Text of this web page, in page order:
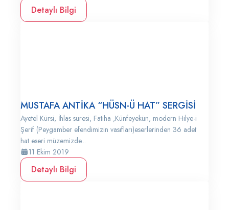
Detaylı Bilgi
MUSTAFA ANTİKA “HÜSN-Ü HAT” SERGİSİ
Ayetel Kürsi, İhlas suresi, Fatiha ,Künfeyekün, modern Hilye-i
Şerif (Peygamber efendimizin vasıfları)eserlerinden 36 adet
hat eseri müzemizde...
11 Ekim 2019
Detaylı Bilgi